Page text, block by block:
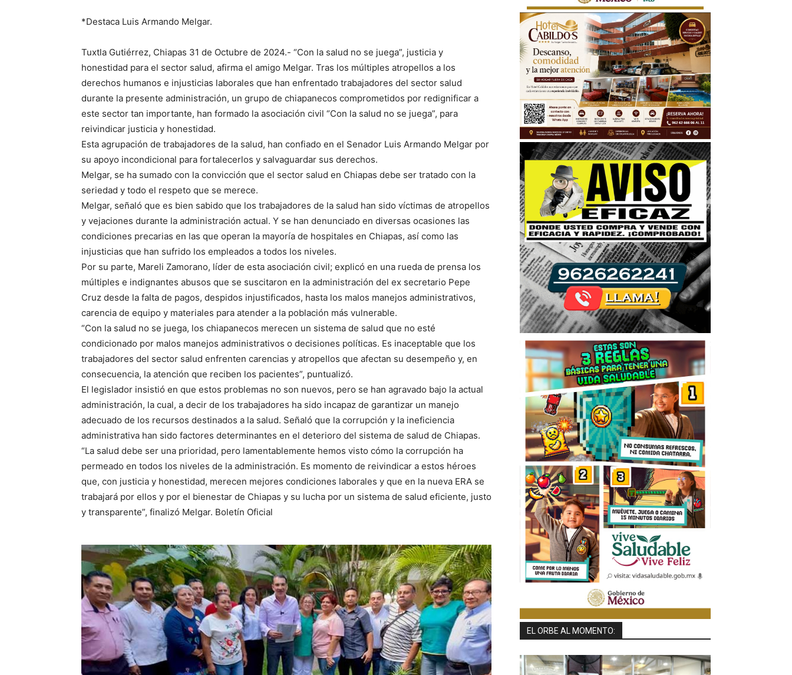
*Destaca Luis Armando Melgar.
Tuxtla Gutiérrez, Chiapas 31 de Octubre de 2024.- “Con la salud no se juega”, justicia y
honestidad para el sector salud, afirma el amigo Melgar. Tras los múltiples atropellos a los
derechos humanos e injusticias laborales que han enfrentado trabajadores del sector salud
durante la presente administración, un grupo de chiapanecos comprometidos por redignificar a
este sector tan importante, han formado la asociación civil “Con la salud no se juega”, para
reivindicar justicia y honestidad.
Esta agrupación de trabajadores de la salud, han confiado en el Senador Luis Armando Melgar por
su apoyo incondicional para fortalecerlos y salvaguardar sus derechos.
Melgar, se ha sumado con la convicción que el sector salud en Chiapas debe ser tratado con la
seriedad y todo el respeto que se merece.
Melgar, señaló que es bien sabido que los trabajadores de la salud han sido víctimas de atropellos
y vejaciones durante la administración actual. Y se han denunciado en diversas ocasiones las
condiciones precarias en las que operan la mayoría de hospitales en Chiapas, así como las
injusticias que han sufrido los empleados a todos los niveles.
Por su parte, Mareli Zamorano, líder de esta asociación civil; explicó en una rueda de prensa los
múltiples e indignantes abusos que se suscitaron en la administración del ex secretario Pepe
Cruz desde la falta de pagos, despidos injustificados, hasta los malos manejos administrativos,
carencia de equipo y materiales para atender a la población más vulnerable.
“Con la salud no se juega, los chiapanecos merecen un sistema de salud que no esté
condicionado por malos manejos administrativos o decisiones políticas. Es inaceptable que los
trabajadores del sector salud enfrenten carencias y atropellos que afectan su desempeño y, en
consecuencia, la atención que reciben los pacientes”, puntualizó.
El legislador insistió en que estos problemas no son nuevos, pero se han agravado bajo la actual
administración, la cual, a decir de los trabajadores ha sido incapaz de garantizar un manejo
adecuado de los recursos destinados a la salud. Señaló que la corrupción y la ineficiencia
administrativa han sido factores determinantes en el deterioro del sistema de salud de Chiapas.
“La salud debe ser una prioridad, pero lamentablemente hemos visto cómo la corrupción ha
permeado en todos los niveles de la administración. Es momento de reivindicar a estos héroes
que, con justicia y honestidad, merecen mejores condiciones laborales y que en la nueva ERA se
trabajará por ellos y por el bienestar de Chiapas y su lucha por un sistema de salud eficiente, justo
y transparente”, finalizó Melgar. Boletín Oficial
EL ORBE AL MOMENTO: